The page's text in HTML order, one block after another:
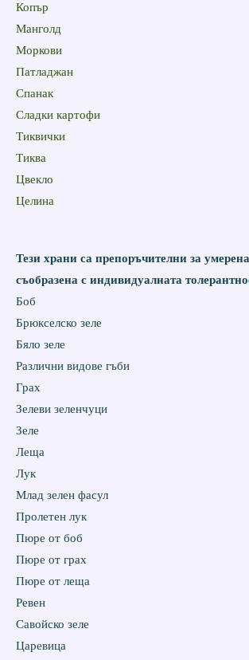
Копър
Манголд
Моркови
Патладжан
Спанак
Сладки картофи
Тиквички
Тиква
Цвекло
Целина
Тези храни са препоръчителни за
съобразена с индивидуалната
Боб
Брюкселско зеле
Бяло зеле
Различни видове гъби
Грах
Зелеви зеленчуци
Зеле
Леща
Лук
Млад зелен фасул
Пролетен лук
Пюре от боб
Пюре от грах
Пюре от леща
Ревен
Савойско зеле
Царевица